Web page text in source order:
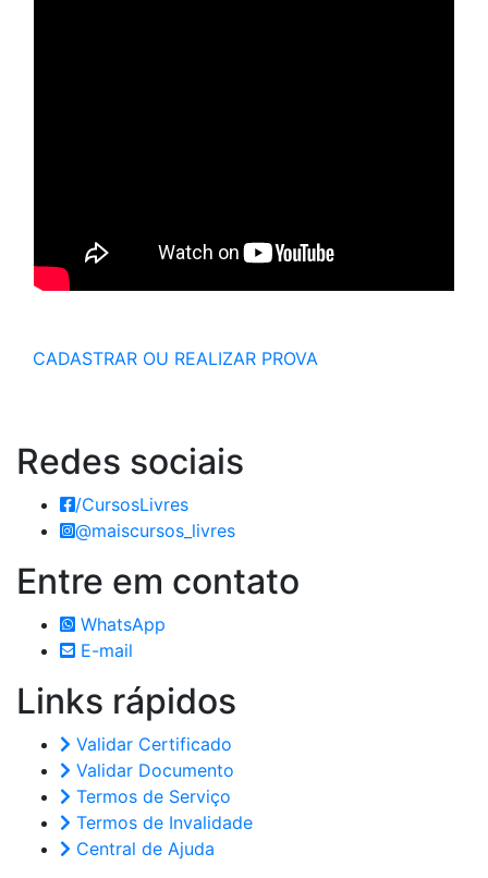
CADASTRAR OU REALIZAR PROVA
Redes sociais
/CursosLivres
@maiscursos_livres
Entre em contato
WhatsApp
E-mail
Links rápidos
Validar Certificado
Validar Documento
Termos de Serviço
Termos de Invalidade
Central de Ajuda